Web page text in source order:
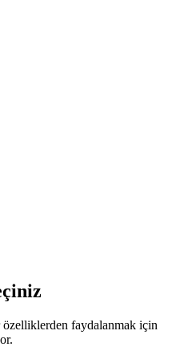
faydalanmak için